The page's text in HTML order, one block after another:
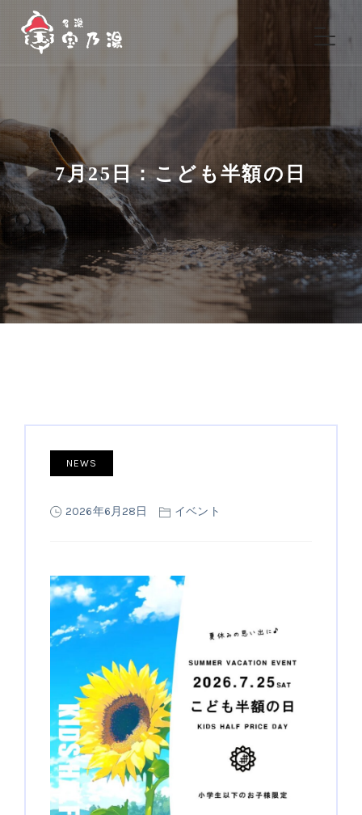
7月25日：こども半額の日
NEWS
2026年6月28日 イベント